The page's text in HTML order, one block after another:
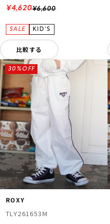
¥6,600
¥4,620
比較する
ROXY
TLY261653M
30%OFF